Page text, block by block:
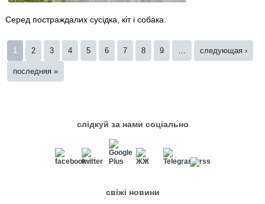
Серед постраждалих сусідка, кіт і собака.
Страницы
1 2 3 4 5 6 7 8 9 … следующая ›
последняя »
слідкуй за нами соціально
свіжі новини